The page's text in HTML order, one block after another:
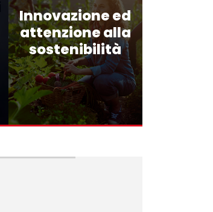
Innovazione ed
attenzione alla
sostenibilità